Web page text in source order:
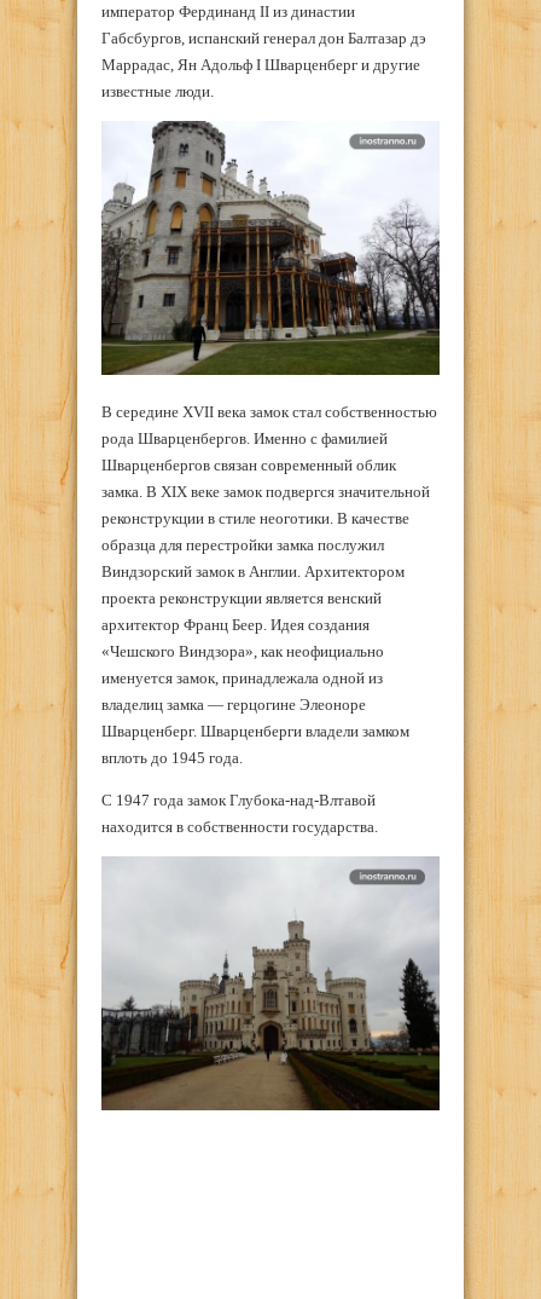
император Фердинанд II из династии
Габсбургов, испанский генерал дон Балтазар дэ
Маррадас, Ян Адольф I Шварценберг и другие
известные люди.
В середине XVII века замок стал собственностью
рода Шварценбергов. Именно с фамилией
Шварценбергов связан современный облик
замка. В XIX веке замок подвергся значительной
реконструкции в стиле неоготики. В качестве
образца для перестройки замка послужил
Виндзорский замок в Англии. Архитектором
проекта реконструкции является венский
архитектор Франц Беер. Идея создания
«Чешского Виндзора», как неофициально
именуется замок, принадлежала одной из
владелиц замка — герцогине Элеоноре
Шварценберг. Шварценберги владели замком
вплоть до 1945 года.
С 1947 года замок Глубока-над-Влтавой
находится в собственности государства.